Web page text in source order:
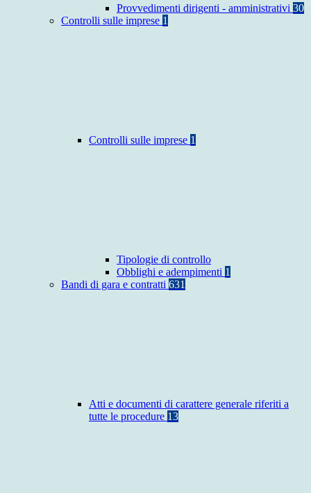
Provvedimenti dirigenti - amministrativi 30
Controlli sulle imprese 1
Controlli sulle imprese 1
Tipologie di controllo
Obblighi e adempimenti 1
Bandi di gara e contratti 631
Atti e documenti di carattere generale riferiti a
tutte le procedure 13